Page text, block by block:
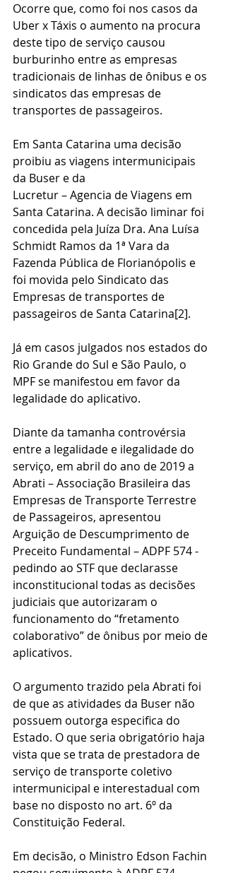
Ocorre que, como foi nos casos da
Uber x Táxis o aumento na procura
deste tipo de serviço causou
burburinho entre as empresas
tradicionais de linhas de ônibus e os
sindicatos das empresas de
transportes de passageiros.
Em Santa Catarina uma decisão
proibiu as viagens intermunicipais
da Buser e da
Lucretur – Agencia de Viagens em
Santa Catarina. A decisão liminar foi
concedida pela Juíza Dra. Ana Luísa
Schmidt Ramos da 1ª Vara da
Fazenda Pública de Florianópolis e
foi movida pelo Sindicato das
Empresas de transportes de
passageiros de Santa Catarina[2].
Já em casos julgados nos estados do
Rio Grande do Sul e São Paulo, o
MPF se manifestou em favor da
legalidade do aplicativo.
Diante da tamanha controvérsia
entre a legalidade e ilegalidade do
serviço, em abril do ano de 2019 a
Abrati – Associação Brasileira das
Empresas de Transporte Terrestre
de Passageiros, apresentou
Arguição de Descumprimento de
Preceito Fundamental – ADPF 574 -
pedindo ao STF que declarasse
inconstitucional todas as decisões
judiciais que autorizaram o
funcionamento do “fretamento
colaborativo” de ônibus por meio de
aplicativos.
O argumento trazido pela Abrati foi
de que as atividades da Buser não
possuem outorga especifica do
Estado. O que seria obrigatório haja
vista que se trata de prestadora de
serviço de transporte coletivo
intermunicipal e interestadual com
base no disposto no art. 6º da
Constituição Federal.
Em decisão, o Ministro Edson Fachin